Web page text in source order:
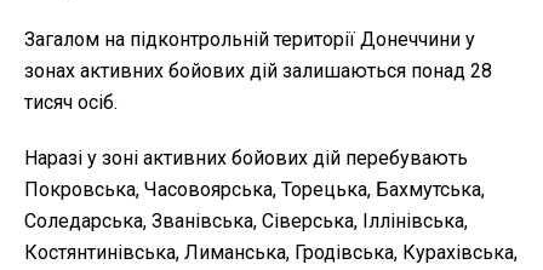
Загалом на підконтрольній території Донеччини у
зонах активних бойових дій залишаються понад 28
тисяч осіб.
Наразі у зоні активних бойових дій перебувають
Покровська, Часовоярська, Торецька, Бахмутська,
Соледарська, Званівська, Сіверська, Іллінівська,
Костянтинівська, Лиманська, Гродівська, Курахівська,